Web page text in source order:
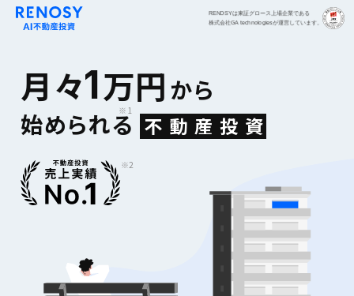
RENOSYは東証グロース上場企業である
株式会社GA technologiesが運営しています。
月々1万円 から
始められる
※1
不 動 産 投 資
※2